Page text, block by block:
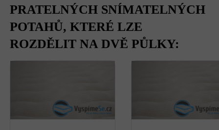
PRATEL­NÝCH SNÍMATELNÝCH
POTAHŮ, KTERÉ LZE
ROZDĚLIT NA DVĚ PŮLKY: